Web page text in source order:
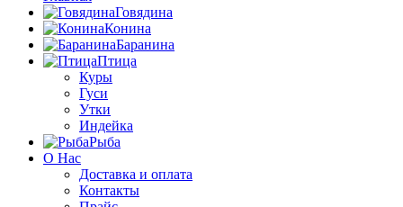
Говядина
Конина
Баранина
Птица
Куры
Гуси
Утки
Индейка
Рыба
О Нас
Доставка и оплата
Контакты